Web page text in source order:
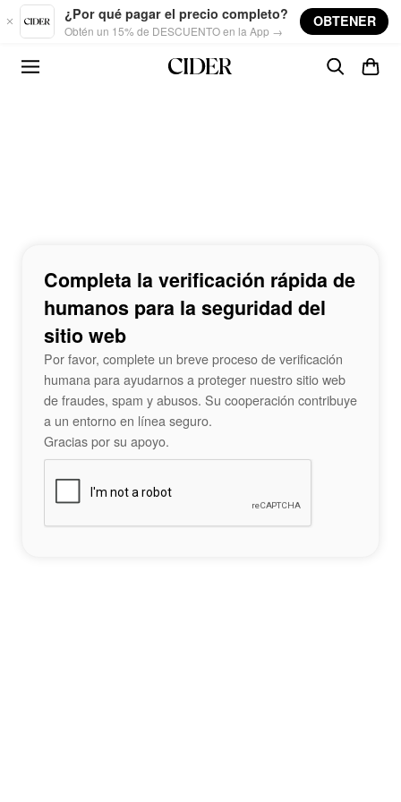
Skip to main content
¿Por qué pagar el precio completo?
Obtén un 15% de DESCUENTO en la App →
OBTENER
Completa la verificación rápida de
humanos para la seguridad del
sitio web
Por favor, complete un breve proceso de verificación
humana para ayudarnos a proteger nuestro sitio web
de fraudes, spam y abusos. Su cooperación contribuye
a un entorno en línea seguro.
Gracias por su apoyo.